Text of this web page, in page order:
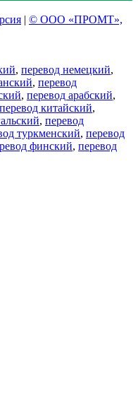
| © ООО «ПРОМТ»,
, перевод немецкий,
, перевод
, перевод арабский,
перевод китайский,
, перевод
туркменский, перевод
финский, перевод